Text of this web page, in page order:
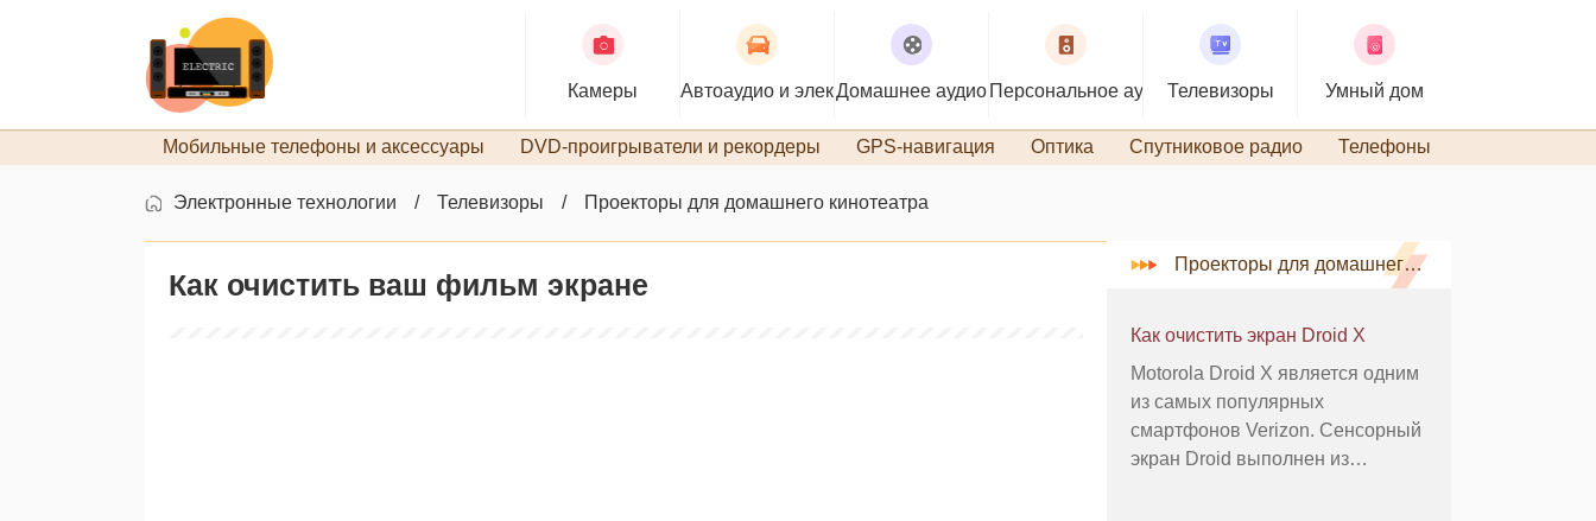
Камеры Автоаудио и электроникаДомашнее аудио Персональное аудиоТелевизоры Умный дом
Мобильные телефоны и аксессуары DVD-проигрыватели и рекордеры GPS-навигация Оптика Спутниковое радио Телефоны
Электронные технологии Телевизоры Проекторы для домашнего кинотеатра
Как очистить ваш фильм экране
Проекторы для домашнего кинотеатра
Как очистить экран Droid X
Motorola Droid X является одним
из самых популярных
смартфонов Verizon. Сенсорный
экран Droid выполнен из